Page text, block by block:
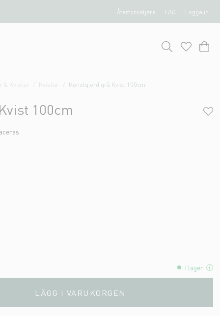
Återförsäljare FAQ Logga in
Kvistar Kvistar Konstgjord grå Kvist 100cm
100cm
I lager
LÄGG I VARUKORGEN